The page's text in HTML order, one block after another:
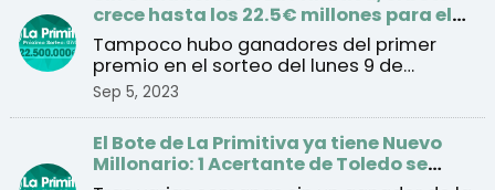
crece hasta los 22.5€ millones para el
sorteo del jueves
Tampoco hubo ganadores del primer
premio en el sorteo del lunes 9 de
septiembre
Sep 5, 2023
El Bote de La Primitiva ya tiene Nuevo
Millonario: 1 Acertante de Toledo se